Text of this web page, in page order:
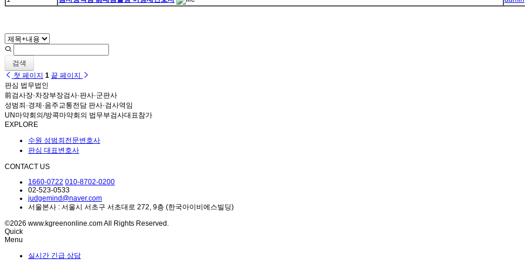
검색
첫 페이지 1 끝 페이지
판심 법무법인
前검사장·차장부장검사·판사·군판사
성범죄·경제·음주교통전담 판사·검사역임
UN마약회의/방콕마약회의 법무부검사대표참가
EXPLORE
수원 성범죄전문변호사
판심 대표변호사
CONTACT US
1660-0722 010-8702-0200
02-523-0533
judgemind@naver.com
서울본사 : 서울시 서초구 서초대로 272, 9층 (한국아이비에스빌딩)
©2026 www.kgreenonline.com All Rights Reserved.
Quick
Menu
실시간 긴급 상담